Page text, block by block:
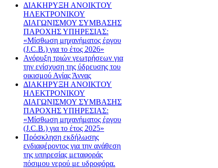
ΔΙΑΚΗΡΥΞΗ ΑΝΟΙΚΤΟΥ
ΗΛΕΚΤΡΟΝΙΚΟΥ
ΔΙΑΓΩΝΙΣΜΟΥ ΣΥΜΒΑΣΗΣ
ΠΑΡΟΧΗΣ ΥΠΗΡΕΣΙΑΣ:
«Μίσθωση μηχανήματος έργου
(J.C.B.) για το έτος 2026»
Ανόρυξη τριών γεωτρήσεων για
την ενίσχυση της ύδρευσης του
οικισμού Αγίας Άννας
ΔΙΑΚΗΡΥΞΗ ΑΝΟΙΚΤΟΥ
ΗΛΕΚΤΡΟΝΙΚΟΥ
ΔΙΑΓΩΝΙΣΜΟΥ ΣΥΜΒΑΣΗΣ
ΠΑΡΟΧΗΣ ΥΠΗΡΕΣΙΑΣ:
«Μίσθωση μηχανήματος έργου
(J.C.B.) για το έτος 2025»
Πρόσκληση εκδήλωσης
ενδιαφέροντος για την ανάθεση
της υπηρεσίας μεταφοράς
πόσιμου νερού με υδροφόρα.